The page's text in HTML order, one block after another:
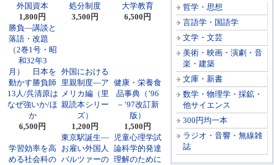
哲学・思想
言語学・国語学
文学・文芸
美術・映画・演劇・音
楽・建築
文庫・新書
数学・物理学・採鉱・
他サイエンス
300円均一本
ラジオ・音響・無線雑
誌
外国資本
1,800円
処分制度
3,500円
大学教育
6,500円
勝負―講談と
落語・改題
（2巻1号・昭
和32年3
月） 日本を
動かす勝負師
13人/呉清原は
なぜ強いか/ほ
か
6,500円
外国における
里親制度―ア
メリカ編（里
親読本シリー
ズ）
1,200円
健康・栄養食
品事典（’96
－’97改訂新
版）
1,500円
学習効率を高
める社会科の
東京駅誕生―
お雇い外国人
バルツァーの
児童心理学試
論科学的発達
理解のために